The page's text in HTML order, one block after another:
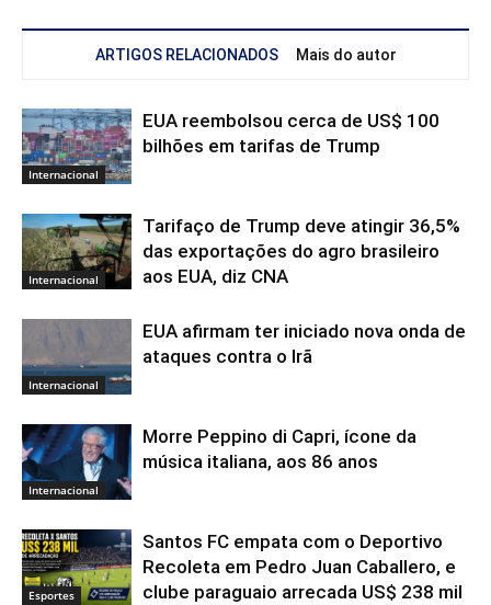
ARTIGOS RELACIONADOS Mais do autor
Internacional
EUA reembolsou cerca de US$ 100
bilhões em tarifas de Trump
Internacional
Tarifaço de Trump deve atingir 36,5%
das exportações do agro brasileiro
aos EUA, diz CNA
Internacional
EUA afirmam ter iniciado nova onda de
ataques contra o Irã
Internacional
Morre Peppino di Capri, ícone da
música italiana, aos 86 anos
Esportes
Santos FC empata com o Deportivo
Recoleta em Pedro Juan Caballero, e
clube paraguaio arrecada US$ 238 mil